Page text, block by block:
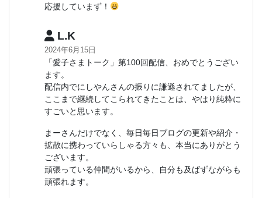
応援していまず！
L.K
2024年6月15日
「愛子さまトーク」第100回配信、おめでとうござい
ます。
配信内でにしやんさんの振りに謙遜されてましたが、
ここまで継続してこられてきたことは、やはり純粋に
すごいと思います。
まーさんだけでなく、毎日毎日ブログの更新や紹介・
拡散に携わっていらしゃる方々も、本当にありがとう
ございます。
頑張っている仲間がいるから、自分も及ばずながらも
頑張れます。